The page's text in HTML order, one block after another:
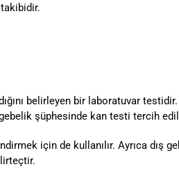
belirleyen bir laboratuvar
şüphesinde kan testi tercih
için de kullanılır. Ayrıca dış